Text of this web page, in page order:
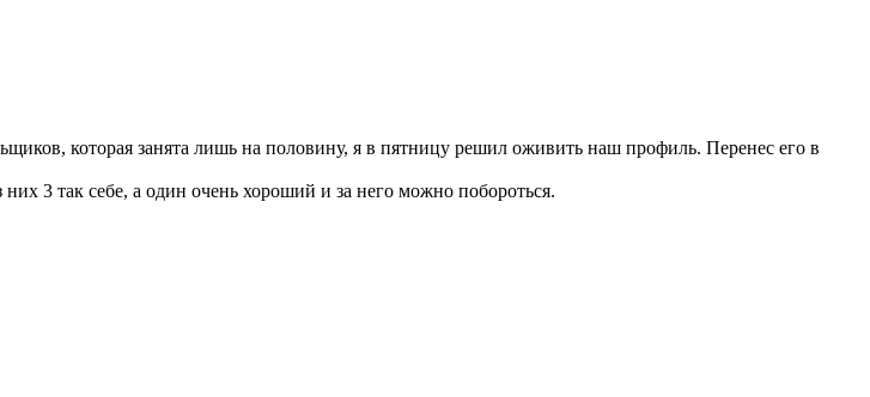
которая занята лишь на половину, я в пятницу решил оживить наш профиль. Перенес его в
3 так себе, а один очень хороший и за него можно побороться.